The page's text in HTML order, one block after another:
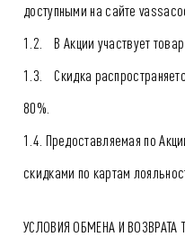
доступными на сайте
1.2. В Акции участвует
1.3. Скидка
80%.
1.4. Предоставляемая по
скидками по картам
УСЛОВИЯ ОБМЕНА И ВОЗВРАТА